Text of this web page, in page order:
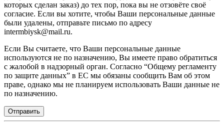
которых сделан заказ) до тех пор, пока вы не отзовёте своё
согласие. Если вы хотите, чтобы Ваши персональные данные
были удалены, отправьте письмо по адресу
intermbiysk@mail.ru.
Если Вы считаете, что Ваши персональные данные
используются не по назначению, Вы имеете право обратиться
с жалобой в надзорный орган. Согласно “Общему регламенту
по защите данных” в ЕС мы обязаны сообщить Вам об этом
праве, однако мы не планируем использовать Ваши данные не
по назначению.
Отправить